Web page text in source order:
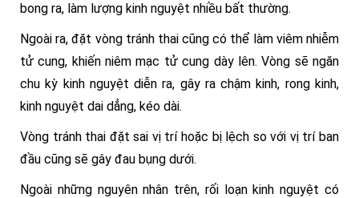
bong ra, làm lượng kinh nguyệt nhiều bất thường.
Ngoài ra, đặt vòng tránh thai cũng có thể làm viêm nhiễm
tử cung, khiến niêm mạc tử cung dày lên. Vòng sẽ ngăn
chu kỳ kinh nguyệt diễn ra, gây ra chậm kinh, rong kinh,
kinh nguyệt dai dẳng, kéo dài.
Vòng tránh thai đặt sai vị trí hoặc bị lệch so với vị trí ban
đầu cũng sẽ gây đau bụng dưới.
Ngoài những nguyên nhân trên, rối loạn kinh nguyệt có